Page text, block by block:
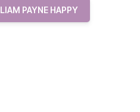
LIAM PAYNE HAPPY